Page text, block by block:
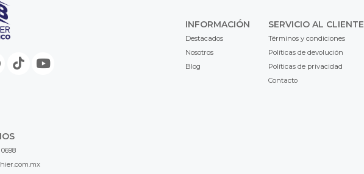
INFORMACIÓN
Destacados
Nosotros
Blog
SERVICIO AL CLIENTE
Términos y condiciones
Políticas de devolución
Políticas de privacidad
Contacto